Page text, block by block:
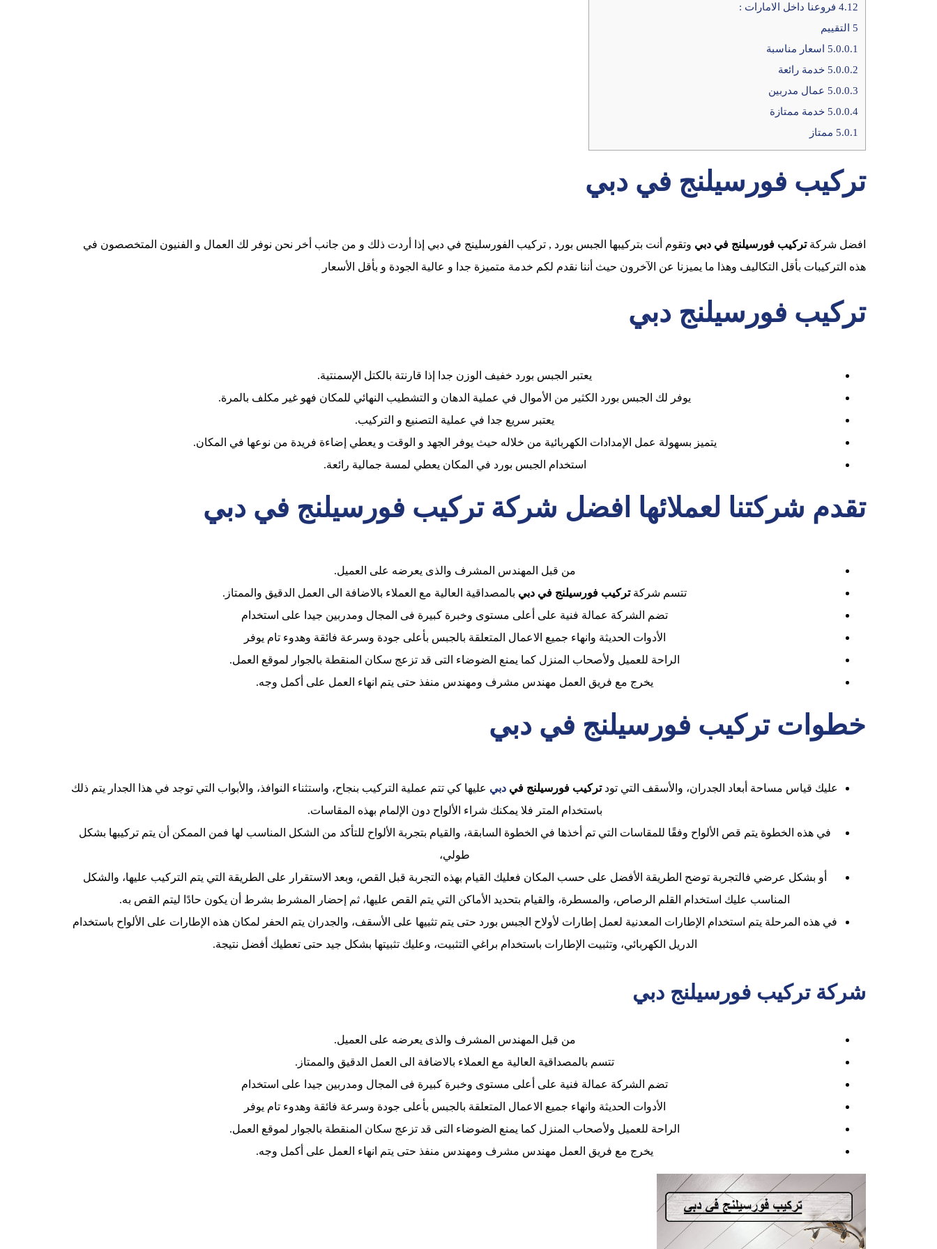
4.12 فروعنا داخل الامارات :
5 التقييم
5.0.0.1 اسعار مناسبة
5.0.0.2 خدمة رائعة
5.0.0.3 عمال مدربين
5.0.0.4 خدمة ممتازة
5.0.1 ممتاز
تركيب فورسيلنج في دبي
افضل شركةتركيب فورسيلنج في دبي وتقوم أنت بتركيبها الجبس بورد , تركيب الفورسلينج في دبي إذا أردت ذلك و من جانب أخر نحن نوفر لك العمال و الفنيون المتخصصون في
هذه التركيبات بأقل التكاليف وهذا ما يميزنا عن الآخرون حيث أننا نقدم لكم خدمة متميزة جدا و عالية الجودة و بأقل الأسعار
تركيب فورسيلنج دبي
يعتبر الجبس بورد خفيف الوزن جدا إذا قارنتة بالكتل الإسمنتية.
يوفر لك الجبس بورد الكثير من الأموال في عملية الدهان و التشطيب النهائي للمكان فهو غير مكلف بالمرة.
يعتبر سريع جدا في عملية التصنيع و التركيب.
يتميز بسهولة عمل الإمدادات الكهربائية من خلاله حيث يوفر الجهد و الوقت و يعطي إضاءة فريدة من نوعها في المكان.
استخدام الجبس بورد في المكان يعطي لمسة جمالية رائعة.
تقدم شركتنا لعملائها افضل شركة تركيب فورسيلنج في دبي
من قبل المهندس المشرف والذى يعرضه على العميل.
تتسم شركةتركيب فورسيلنج في دبي بالمصداقية العالية مع العملاء بالاضافة الى العمل الدقيق والممتاز.
تضم الشركة عمالة فنية على أعلى مستوى وخبرة كبيرة فى المجال ومدربين جيدا على استخدام
الأدوات الحديثة وانهاء جميع الاعمال المتعلقة بالجبس بأعلى جودة وسرعة فائقة وهدوء تام يوفر
الراحة للعميل ولأصحاب المنزل كما يمنع الضوضاء التى قد تزعج سكان المنقطة بالجوار لموقع العمل.
يخرج مع فريق العمل مهندس مشرف ومهندس منفذ حتى يتم انهاء العمل على أكمل وجه.
خطوات تركيب فورسيلنج في دبي
عليك قياس مساحة أبعاد الجدران، والأسقف التي تودتركيب فورسيلنج في دبي عليها كي تتم عملية التركيب بنجاح، واستثناء النوافذ، والأبواب التي توجد في هذا الجدار يتم ذلك
باستخدام المتر فلا يمكنك شراء الألواح دون الإلمام بهذه المقاسات.
في هذه الخطوة يتم قص الألواح وفقًا للمقاسات التي تم أخذها في الخطوة السابقة، والقيام بتجربة الألواح للتأكد من الشكل المناسب لها فمن الممكن أن يتم تركيبها بشكل
طولي،
أو بشكل عرضي فالتجربة توضح الطريقة الأفضل على حسب المكان فعليك القيام بهذه التجربة قبل القص، وبعد الاستقرار على الطريقة التي يتم التركيب عليها، والشكل
المناسب عليك استخدام القلم الرصاص، والمسطرة، والقيام بتحديد الأماكن التي يتم القص عليها، ثم إحضار المشرط بشرط أن يكون حادًا ليتم القص به.
في هذه المرحلة يتم استخدام الإطارات المعدنية لعمل إطارات لأولاح الجبس بورد حتى يتم تثبيها على الأسقف، والجدران يتم الحفر لمكان هذه الإطارات على الألواح باستخدام
الدريل الكهربائي، وتثبيت الإطارات باستخدام براغي التثبيت، وعليك تثبيتها بشكل جيد حتى تعطيك أفضل نتيجة.
شركة تركيب فورسيلنج دبي
من قبل المهندس المشرف والذى يعرضه على العميل.
تتسم بالمصداقية العالية مع العملاء بالاضافة الى العمل الدقيق والممتاز.
تضم الشركة عمالة فنية على أعلى مستوى وخبرة كبيرة فى المجال ومدربين جيدا على استخدام
الأدوات الحديثة وانهاء جميع الاعمال المتعلقة بالجبس بأعلى جودة وسرعة فائقة وهدوء تام يوفر
الراحة للعميل ولأصحاب المنزل كما يمنع الضوضاء التى قد تزعج سكان المنقطة بالجوار لموقع العمل.
يخرج مع فريق العمل مهندس مشرف ومهندس منفذ حتى يتم انهاء العمل على أكمل وجه.